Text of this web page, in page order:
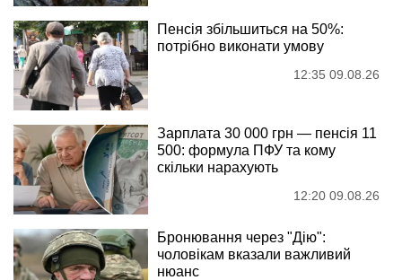
Пенсія збільшиться на 50%:
потрібно виконати умову
12:35 09.08.26
Зарплата 30 000 грн — пенсія 11
500: формула ПФУ та кому
скільки нарахують
12:20 09.08.26
Бронювання через "Дію":
чоловікам вказали важливий
нюанс